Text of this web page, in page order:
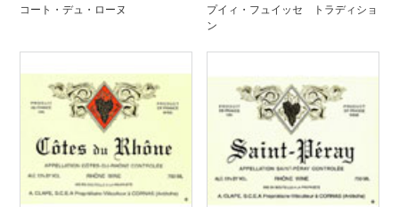
コート・デュ・ローヌ
プイィ・フュイッセ トラディショ
ン